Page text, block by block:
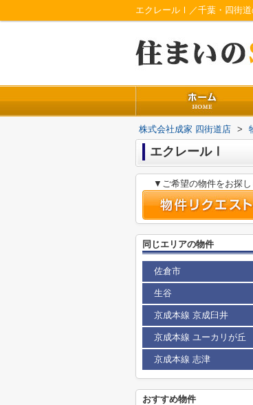
エクレールⅠ／千葉・四街
株式会社成家 四街道店 >
エクレールⅠ
▼ご希望の物件をお探し
同じエリアの物件
佐倉市
生谷
京成本線 京成臼井
京成本線 ユーカリが丘
京成本線 志津
おすすめ物件